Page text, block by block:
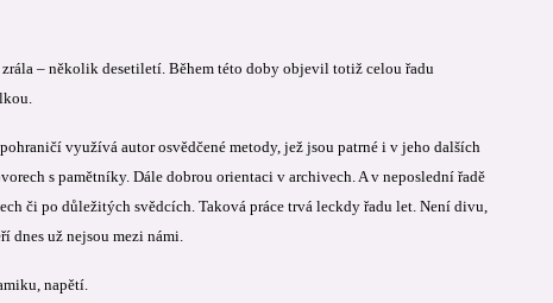
– několik desetiletí. Během této doby objevil totiž celou řadu
využívá autor osvědčené metody, jež jsou patrné i v jeho dalších
s pamětníky. Dále dobrou orientaci v archivech. A v neposlední řadě
či po důležitých svědcích. Taková práce trvá leckdy řadu let. Není divu,
už nejsou mezi námi.
napětí.